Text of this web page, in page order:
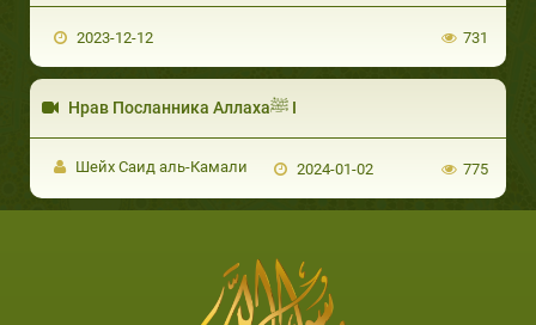
2023-12-12 731
Нрав Посланника Аллахаﷺ I
Шейх Саид аль-Камали 2024-01-02 775